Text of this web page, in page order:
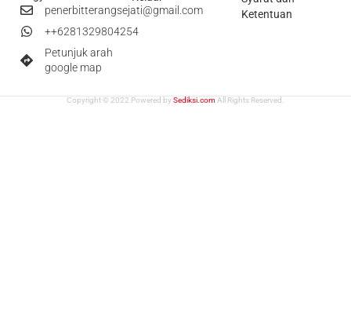
Ketentuan
penerbitterangsejati@gmail.com
++6281329804254
Petunjuk arah
google map
Copyright © 2022 Powered bySediksi.com All Rights Reserved.